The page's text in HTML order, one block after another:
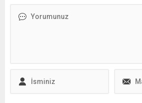
şeridini işgal etme” ve “yolda